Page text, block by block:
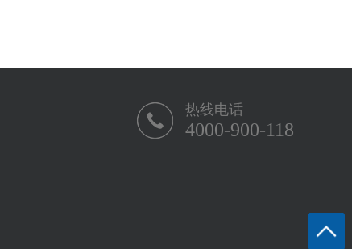
热线电话
4000-900-118